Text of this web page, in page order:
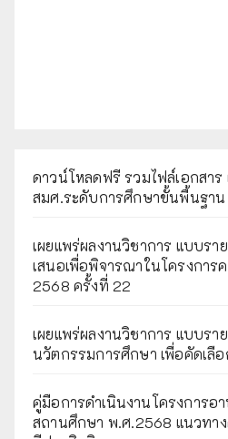
ดาวน์โหลดฟรี รวมไฟล์เอกสาร
สมศ.ระดับการศึกษาขั้นพื้นฐาน
เผยแพร่ผลงานวิชาการ แบบรา
เสนอเพื่อพิจารณาในโครงการ
2568 ครั้งที่ 22
เผยแพร่ผลงานวิชาการ แบบรา
นวัตกรรมการศึกษา เพื่อคัดเลื
คู่มือการดำเนินงานโครงการอ
สถานศึกษา พ.ศ.2568 แนวทา